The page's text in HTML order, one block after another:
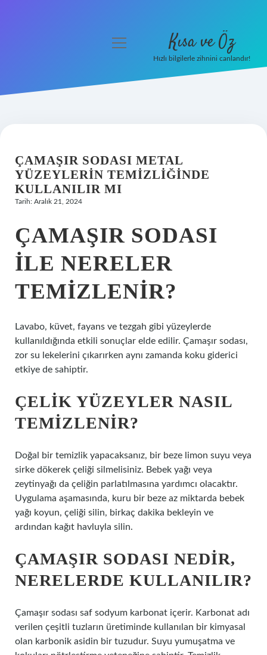
Hakkımızda
menüyü
Kısa ve Öz
Hızlı bilgilerle zihnini canlandır!
ÇAMAŞIR SODASI METAL
YÜZEYLERIN TEMIZLIĞINDE
KULLANILIR MI
Tarih: Aralık 21, 2024
ÇAMAŞIR SODASI
ILE NERELER
TEMIZLENIR?
Lavabo, küvet, fayans ve tezgah gibi yüzeylerde
kullanıldığında etkili sonuçlar elde edilir. Çamaşır sodası,
zor su lekelerini çıkarırken aynı zamanda koku giderici
etkiye de sahiptir.
ÇELIK YÜZEYLER NASIL
TEMIZLENIR?
Doğal bir temizlik yapacaksanız, bir beze limon suyu veya
sirke dökerek çeliği silmelisiniz. Bebek yağı veya
zeytinyağı da çeliğin parlatılmasına yardımcı olacaktır.
Uygulama aşamasında, kuru bir beze az miktarda bebek
yağı koyun, çeliği silin, birkaç dakika bekleyin ve
ardından kağıt havluyla silin.
ÇAMAŞIR SODASI NEDIR,
NERELERDE KULLANILIR?
Çamaşır sodası saf sodyum karbonat içerir. Karbonat adı
verilen çeşitli tuzların üretiminde kullanılan bir kimyasal
olan karbonik asidin bir tuzudur. Suyu yumuşatma ve